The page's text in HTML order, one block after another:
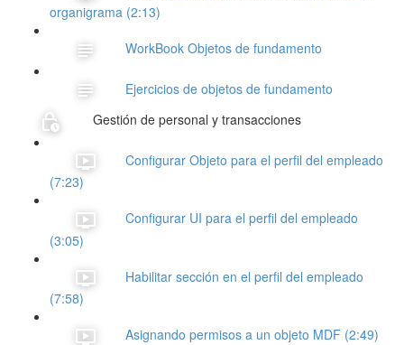
organigrama (2:13)
WorkBook Objetos de fundamento
Ejercicios de objetos de fundamento
Gestión de personal y transacciones
Configurar Objeto para el perfil del empleado
(7:23)
Configurar UI para el perfil del empleado
(3:05)
Habilitar sección en el perfil del empleado
(7:58)
Asignando permisos a un objeto MDF (2:49)